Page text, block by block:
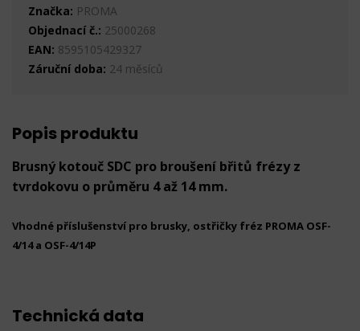
Značka: PROMA
Objednací č.: 25000268
EAN: 8595105429327
Záruční doba: 24 měsíců
Popis produktu
Brusný kotouč SDC pro broušení břitů frézy z
tvrdokovu o průměru 4 až 14 mm.
Vhodné příslušenství pro brusky, ostřičky fréz PROMA OSF-
4/14 a OSF-4/14P
Technická data